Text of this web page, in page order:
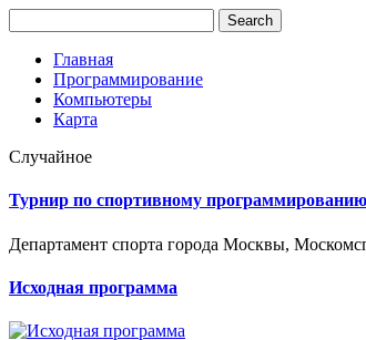
Главная
Программирование
Компьютеры
Карта
Случайное
Турнир по спортивному
Департамент спорта города Москвы,
Исходная программа